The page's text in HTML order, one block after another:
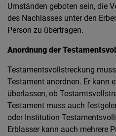
Umständen geboten sein, die
des Nachlasses unter den
Person zu übertragen.
Anordnung der
Testamentsvollstreckung
Testament anordnen. Er kann
überlassen, ob
Testament muss auch
oder Institution
Erblasser kann auch mehrere